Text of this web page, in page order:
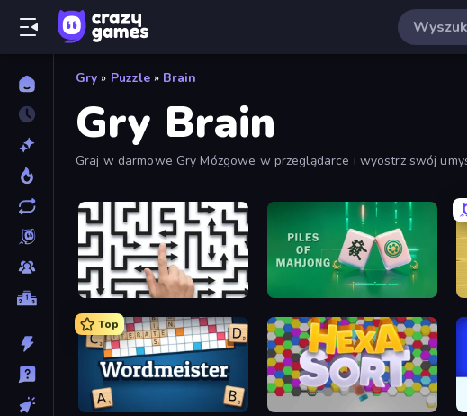
Gry » Puzzle » Brain
Gry Brain
Graj w darmowe Gry Mózgowe w przeglądarce i wyostrz swój
Arrow Escape: Puzzle Piles of Mahjong
Top
Wordmeister